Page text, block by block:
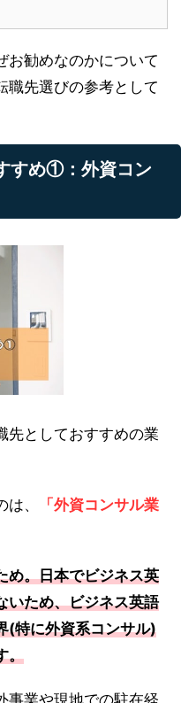
お勧めなのかについて
職先選びの参考として
すめ①：外資コン
先としておすすめの業
、
「外資コンサル業
め。日本でビジネス英
いため、ビジネス英語
(特に外資系コンサル)
。
事業や現地での駐在経